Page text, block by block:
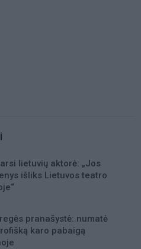
lietuvių aktorė: „Jos
išliks Lietuvos teatro
pranašystė: numatė
karo pabaigą